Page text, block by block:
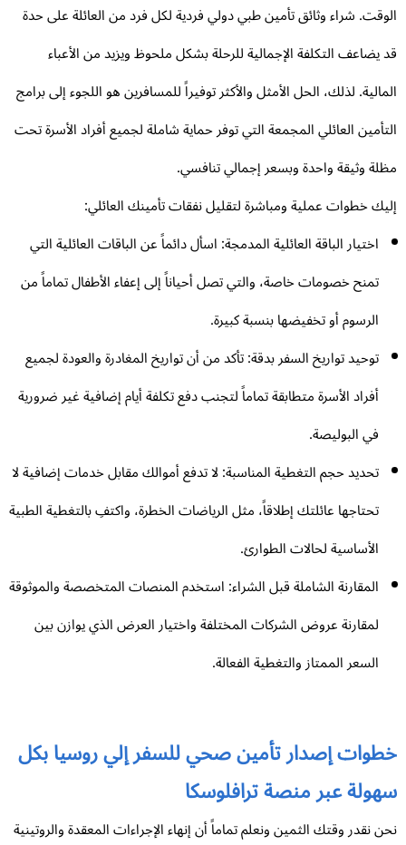
شراء وثائق تأمين طبي دولي فردية لكل فرد من العائلة على حدة
يضاعف التكلفة الإجمالية للرحلة بشكل ملحوظ ويزيد من الأعباء
لذلك، الحل الأمثل والأكثر توفيراً للمسافرين هو اللجوء إلى برامج
العائلي المجمعة التي توفر حماية شاملة لجميع أفراد الأسرة تحت
وثيقة واحدة وبسعر إجمالي تنافسي.
خطوات عملية ومباشرة لتقليل نفقات تأمينك العائلي:
اختيار الباقة العائلية المدمجة: اسأل دائماً عن الباقات العائلية التي
تمنح خصومات خاصة، والتي تصل أحياناً إلى إعفاء الأطفال تماماً من
الرسوم أو تخفيضها بنسبة كبيرة.
توحيد تواريخ السفر بدقة: تأكد من أن تواريخ المغادرة والعودة لجميع
أفراد الأسرة متطابقة تماماً لتجنب دفع تكلفة أيام إضافية غير ضرورية
في البوليصة.
تحديد حجم التغطية المناسبة: لا تدفع أموالك مقابل خدمات إضافية لا
تحتاجها عائلتك إطلاقاً، مثل الرياضات الخطرة، واكتفِ بالتغطية الطبية
الأساسية لحالات الطوارئ.
المقارنة الشاملة قبل الشراء: استخدم المنصات المتخصصة والموثوقة
لمقارنة عروض الشركات المختلفة واختيار العرض الذي يوازن بين
السعر الممتاز والتغطية الفعالة.
إصدار تأمين صحي للسفر إلي روسيا بكل
عبر منصة ترافلوسكا
نقدر وقتك الثمين ونعلم تماماً أن إنهاء الإجراءات المعقدة والروتينية